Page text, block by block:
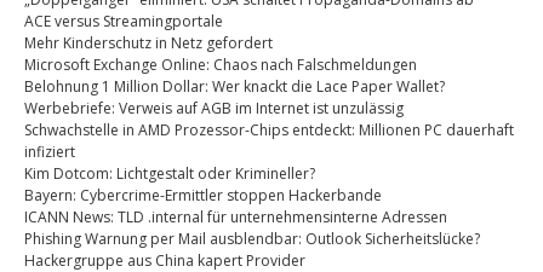
ACE versus Streamingportale
Mehr Kinderschutz in Netz gefordert
Microsoft Exchange Online: Chaos nach Falschmeldungen
Belohnung 1 Million Dollar: Wer knackt die Lace Paper Wallet?
Werbebriefe: Verweis auf AGB im Internet ist unzulässig
Schwachstelle in AMD Prozessor-Chips entdeckt: Millionen PC dauerhaft
infiziert
Kim Dotcom: Lichtgestalt oder Krimineller?
Bayern: Cybercrime-Ermittler stoppen Hackerbande
ICANN News: TLD .internal für unternehmensinterne Adressen
Phishing Warnung per Mail ausblendbar: Outlook Sicherheitslücke?
Hackergruppe aus China kapert Provider